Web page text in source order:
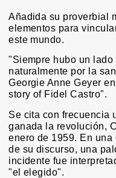
Añadida su proverbial
elementos para
este mundo.
"Siempre hubo un
naturalmente por la
Georgie Anne Geyer
story of Fidel Castro".
Se cita con frecuencia
ganada la revolución,
enero de 1959. En
de su discurso, una
incidente fue
"el elegido".